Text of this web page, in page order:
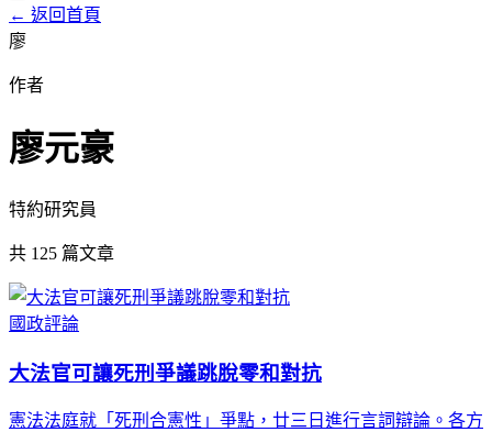
← 返回首頁
廖
作者
廖元豪
特約研究員
共 125 篇文章
國政評論
大法官可讓死刑爭議跳脫零和對抗
憲法法庭就「死刑合憲性」爭點，廿三日進行言詞辯論。各方